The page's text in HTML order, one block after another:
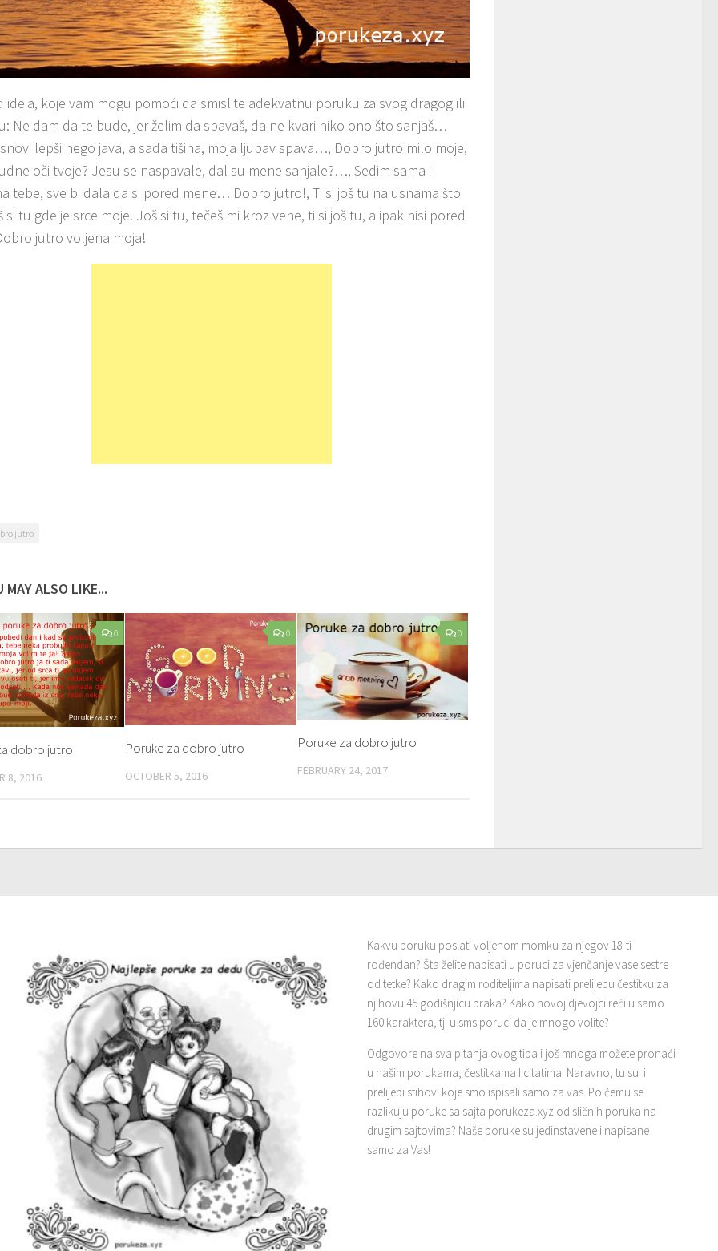
ideja, koje vam mogu pomoći da smislite adekvatnu poruku za svog dragog ili
Ne dam da te bude, jer želim da spavaš, da ne kvari niko ono što sanjaš…
lepši nego java, a sada tišina, moja ljubav spava…, Dobro jutro milo moje,
oči tvoje? Jesu se naspavale, dal su mene sanjale?…, Sedim sama i
tebe, sve bi dala da si pored mene… Dobro jutro!, Ti si još tu na usnama što
si tu gde je srce moje. Još si tu, tečeš mi kroz vene, ti si još tu, a ipak nisi pored
jutro voljena moja!
jutro
MAY ALSO LIKE...
0
dobro jutro
8, 2016
0
Poruke za dobro jutro
OCTOBER 5, 2016
0
Poruke za dobro jutro
FEBRUARY 24, 2017
Kakvu poruku poslati voljenom momku za njegov 18-ti
rođendan? Šta želite napisati u poruci za vjenčanje vase sestre
od tetke? Kako dragim roditeljima napisati prelijepu čestitku za
njihovu 45 godišnjicu braka? Kako novoj djevojci reći u samo
160 karaktera, tj. u sms poruci da je mnogo volite?
Odgovore na sva pitanja ovog tipa i još mnoga možete pronaći
u našim porukama, čestitkama I citatima. Naravno, tu su i
prelijepi stihovi koje smo ispisali samo za vas. Po čemu se
razlikuju poruke sa sajta porukeza.xyz od sličnih poruka na
drugim sajtovima? Naše poruke su jedinstavene i napisane
samo za Vas!